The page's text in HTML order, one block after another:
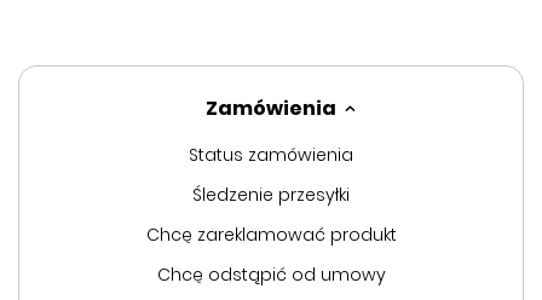
Zamówienia
Status zamówienia
Śledzenie przesyłki
Chcę zareklamować produkt
Chcę odstąpić od umowy